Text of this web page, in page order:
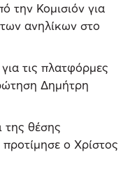
την Κομισιόν για
ανηλίκων στο
τις πλατφόρμες
Δημήτρη
της θέσης
ο Χρίστος